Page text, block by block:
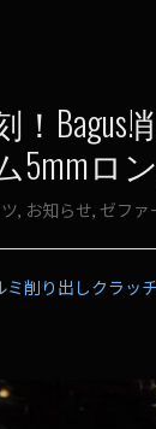
Bagus!
5mmロ
, お知らせ, ゼファ
削り出しクラッ